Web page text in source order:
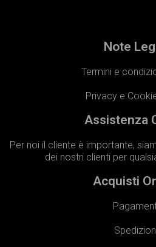
Note
Termini e
Privacy e
Assistenza
Per noi il cliente è importante,
dei nostri clienti per
Acquisti